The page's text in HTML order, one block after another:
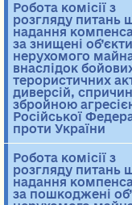
Робота комісії з
розгляду питань
надання
за знищені об’єкти
нерухомого
внаслідок
терористичних
диверсій,
збройною
Російської
проти України
Робота комісії з
розгляду питань
надання
за пошкоджені